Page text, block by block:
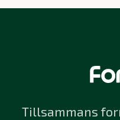
Tillsammans